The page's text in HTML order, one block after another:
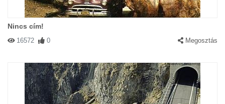
Nincs cím!
16572 0 Megosztás